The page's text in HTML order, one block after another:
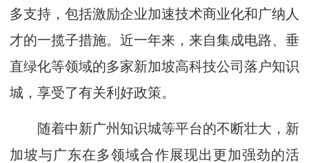
多支持，包括激励企业加速技术商业化和广纳人
才的一揽子措施。近一年来，来自集成电路、垂
直绿化等领域的多家新加坡高科技公司落户知识
城，享受了有关利好政策。
随着中新广州知识城等平台的不断壮大，新
加坡与广东在多领域合作展现出更加强劲的活